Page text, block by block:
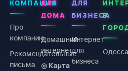
КОМПАНИЯ
Про
компанию
Рекомендательные
письма
ДЛЯ
ДОМА
Домашний
интернет
◎ Карта
ДЛЯ
БИЗНЕСА
Интернет
для
бизнеса
В
Одесса